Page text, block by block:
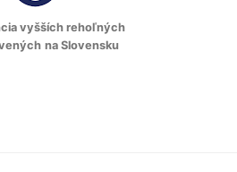
vyšších rehoľných
na Slovensku